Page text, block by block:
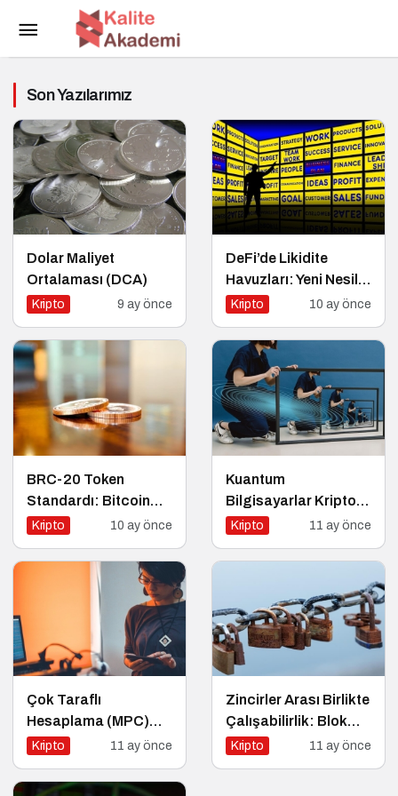
Son Yazılarımız
Dolar Maliyet
Ortalaması (DCA)
Kripto 9 ay önce
DeFi’de Likidite
Havuzları: Yeni Nesil
Finansın Kalbi
Kripto 10 ay önce
BRC-20 Token
Standardı: Bitcoin
Üzerindeki Deneysel
Kripto 10 ay önce
Kuantum
Bilgisayarlar Kripto
Paraları Tehdit Eder
Kripto 11 ay önce
Çok Taraflı
Hesaplama (MPC)
Nedir?
Kripto 11 ay önce
Zincirler Arası Birlikte
Çalışabilirlik: Blok
Zincirlerin Geleceği
Kripto 11 ay önce